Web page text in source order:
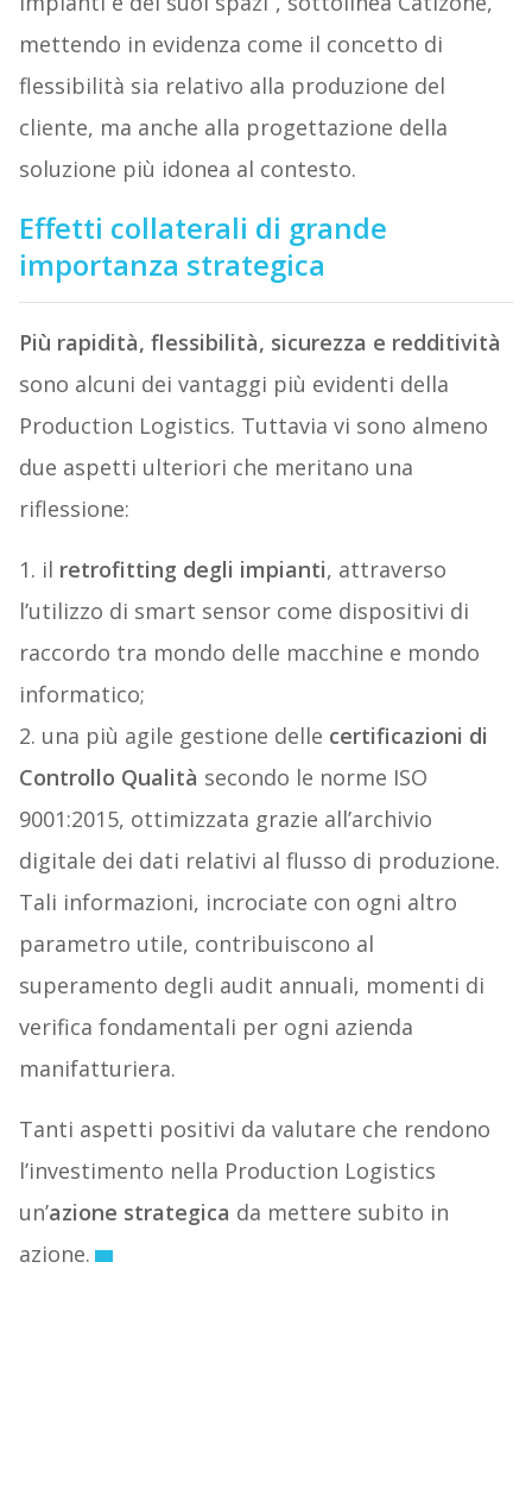
mettendo in evidenza come il concetto di
flessibilità sia relativo alla produzione del
cliente, ma anche alla progettazione della
soluzione più idonea al contesto.
Effetti collaterali di grande
importanza strategica
Più rapidità, flessibilità, sicurezza e redditività
sono alcuni dei vantaggi più evidenti della
Production Logistics. Tuttavia vi sono almeno
due aspetti ulteriori che meritano una
riflessione:
1. il retrofitting degli impianti, attraverso
l’utilizzo di smart sensor come dispositivi di
raccordo tra mondo delle macchine e mondo
informatico;
2. una più agile gestione delle certificazioni di
Controllo Qualità secondo le norme ISO
9001:2015, ottimizzata grazie all’archivio
digitale dei dati relativi al flusso di produzione.
Tali informazioni, incrociate con ogni altro
parametro utile, contribuiscono al
superamento degli audit annuali, momenti di
verifica fondamentali per ogni azienda
manifatturiera.
Tanti aspetti positivi da valutare che rendono
l’investimento nella Production Logistics
un’azione strategica da mettere subito in
azione.